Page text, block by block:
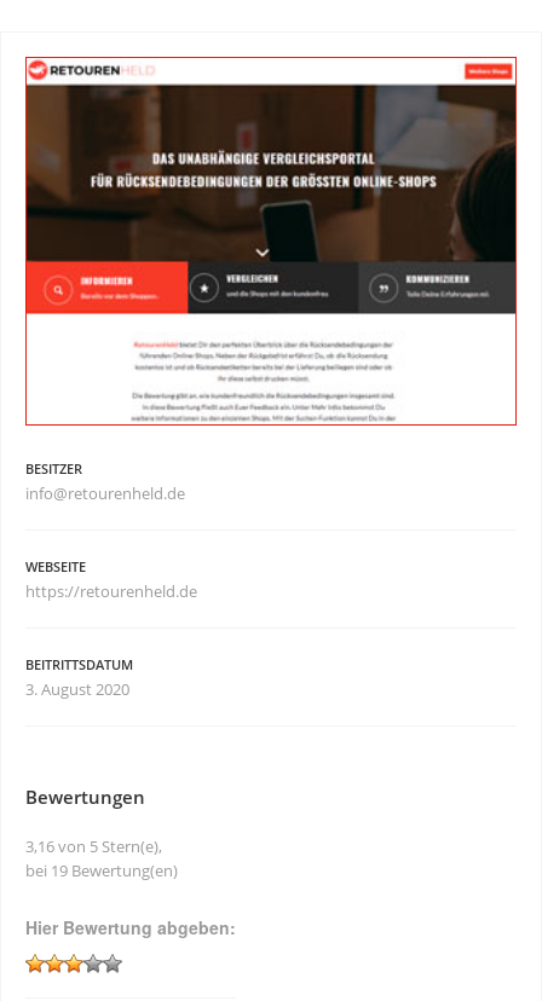
BESITZER
info@retourenheld.de
WEBSEITE
https://retourenheld.de
BEITRITTSDATUM
3. August 2020
Bewertungen
3,16 von 5 Stern(e),
bei 19 Bewertung(en)
Hier Bewertung abgeben: